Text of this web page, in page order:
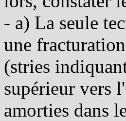
- a) La seule
une
(stries
supérieur vers
amorties dans